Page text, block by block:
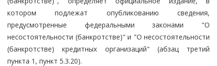
котором подлежат опубликованию сведения,
предусмотренные федеральными законами "О
несостоятельности (банкротстве)" и "О несостоятельности
(банкротстве) кредитных организаций" (абзац третий
пункта 1, пункт 5.3.20).